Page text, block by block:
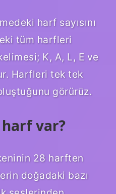
harf sayısını
tüm harfleri
K, A, L, E ve
Harfleri tek tek
görürüz.
var?
28 harften
doğadaki bazı